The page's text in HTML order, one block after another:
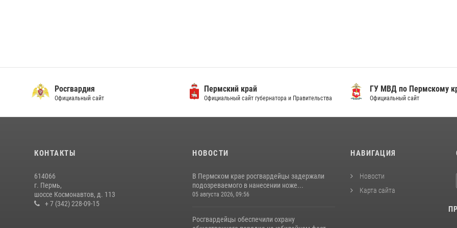
Росгвардия
Официальный сайт
Пермский край
Официальный сайт губернатора и Правительства
ГУ МВД по Пермскому
Официальный сайт
КОНТАКТЫ
614066
г. Пермь,
шоссе Космонавтов, д. 113
+ 7 (342) 228-09-15
НОВОСТИ
В Пермском крае росгвардейцы задержали
подозреваемого в нанесении ноже...
05 августа 2026, 09:56
Росгвардейцы обеспечили охрану
НАВИГАЦИЯ
Новости
Карта сайта